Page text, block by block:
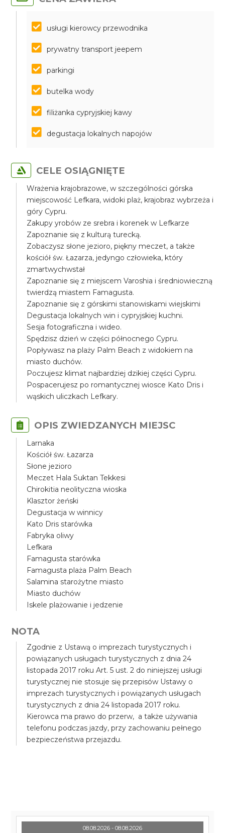
usługi kierowcy przewodnika
prywatny transport jeepem
parkingi
butelka wody
filiżanka cypryjskiej kawy
degustacja lokalnych napojów
CELE OSIĄGNIĘTE
Wrażenia krajobrazowe, w szczególności górska
miejscowość Lefkara, widoki plaż, krajobraz wybrzeża i
góry Cypru.
Zakupy yrobów ze srebra i korenek w Lefkarze
Zapoznanie się z kulturą turecką.
Zobaczysz słone jezioro, piękny meczet, a także
kościół św. Łazarza, jedyngo człowieka, który
zmartwychwstał
Zapoznanie się z miejscem Varoshia i średniowieczną
twierdzą miastem Famagusta.
Zapoznanie się z górskimi stanowiskami wiejskimi
Degustacja lokalnych win i cypryjskiej kuchni.
Sesja fotograficzna i wideo.
Spędzisz dzień w części północnego Cypru.
Popływasz na plaży Palm Beach z widokiem na
miasto duchów.
Poczujesz klimat najbardziej dzikiej części Cypru.
Pospacerujesz po romantycznej wiosce Kato Dris i
wąskich uliczkach Lefkary.
OPIS ZWIEDZANYCH MIEJSC
Larnaka
Kościół św. Łazarza
Słone jezioro
Meczet Hala Suktan Tekkesi
Chirokitia neolityczna wioska
Klasztor żeński
Degustacja w winnicy
Kato Dris starówka
Fabryka oliwy
Lefkara
Famagusta starówka
Famagusta plaża Palm Beach
Salamina starożytne miasto
Miasto duchów
Iskele plażowanie i jedzenie
NOTA
Zgodnie z Ustawą o imprezach turystycznych i
powiązanych usługach turystycznych z dnia 24
listopada 2017 roku Art. 5 ust. 2 do niniejszej usługi
turystycznej nie stosuje się przepisów Ustawy o
imprezach turystycznych i powiązanych usługach
turystycznych z dnia 24 listopada 2017 roku.
Kierowca ma prawo do przerw, a także używania
telefonu podczas jazdy, przy zachowaniu pełnego
bezpieczeństwa przejazdu.
08.08.2026 - 08.08.2026